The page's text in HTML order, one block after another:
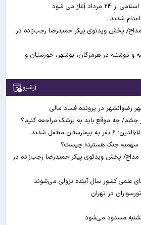
آغاز می شود
شدند
پخش ویدئوی پیکر حمیدرضا رجب‌زاده در
و دوشنبه در هرمزگان، بوشهر، خوزستان و
آرشیو
رضوانشهر در پرونده فساد مالی
چشم/ چه موقع باید به پزشک مراجعه کنیم؟
منتقل شدند
سهمیه جنگ هستید» چیست؟
مداح/ پخش ویدئوی پیکر حمیدرضا رجب‌زاده در
کشور سال آینده نزولی می‌شوند
مسدود می‌شود